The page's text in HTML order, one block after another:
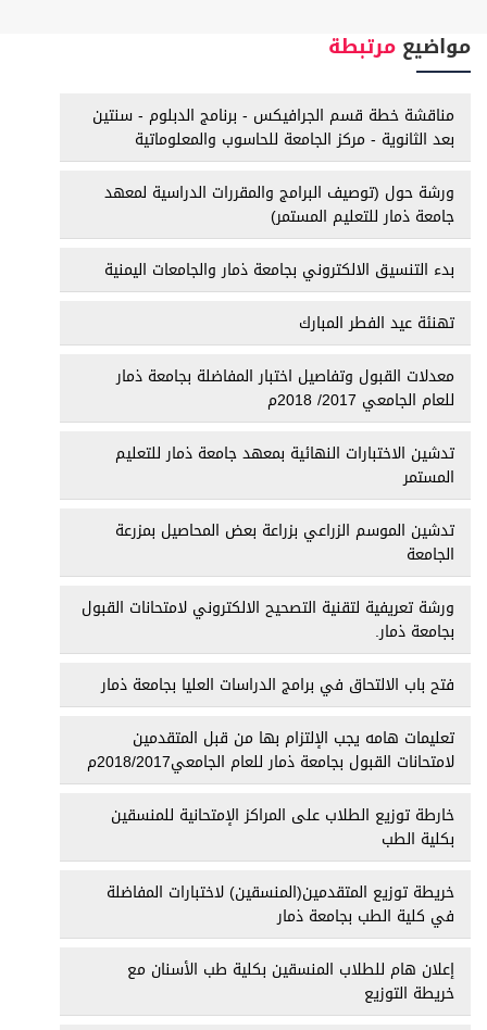
مواضيع مرتبطة
مناقشة خطة قسم الجرافيكس - برنامج الدبلوم - سنتين
بعد الثانوية - مركز الجامعة للحاسوب والمعلوماتية
ورشة حول (توصيف البرامج والمقررات الدراسية لمعهد
جامعة ذمار للتعليم المستمر)
بدء التنسيق الالكتروني بجامعة ذمار والجامعات اليمنية
تهنئة عيد الفطر المبارك
معدلات القبول وتفاصيل اختبار المفاضلة بجامعة ذمار
للعام الجامعي 2017/ 2018م
تدشين الاختبارات النهائية بمعهد جامعة ذمار للتعليم
المستمر
تدشين الموسم الزراعي بزراعة بعض المحاصيل بمزرعة
الجامعة
ورشة تعريفية لتقنية التصحيح الالكتروني لامتحانات القبول
بجامعة ذمار.
فتح باب الالتحاق في برامج الدراسات العليا بجامعة ذمار
تعليمات هامه يجب الإلتزام بها من قبل المتقدمين
لامتحانات القبول بجامعة ذمار للعام الجامعي2018/2017م
خارطة توزيع الطلاب على المراكز الإمتحانية للمنسقين
بكلية الطب
خريطة توزيع المتقدمين(المنسقين) لاختبارات المفاضلة
في كلية الطب بجامعة ذمار
إعلان هام للطلاب المنسقين بكلية طب الأسنان مع
خريطة التوزيع